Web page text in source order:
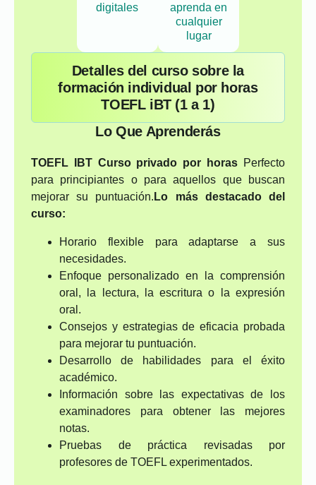
digitales
aprenda en
cualquier
lugar
Detalles del curso sobre la
formación individual por horas
TOEFL iBT (1 a 1)
Lo Que Aprenderás
TOEFL IBT Curso privado por horas Perfecto
para principiantes o para aquellos que buscan
mejorar su puntuación. Lo más destacado del
curso:
Horario flexible para adaptarse a sus
necesidades.
Enfoque personalizado en la comprensión
oral, la lectura, la escritura o la expresión
oral.
Consejos y estrategias de eficacia probada
para mejorar tu puntuación.
Desarrollo de habilidades para el éxito
académico.
Información sobre las expectativas de los
examinadores para obtener las mejores
notas.
Pruebas de práctica revisadas por
profesores de TOEFL experimentados.